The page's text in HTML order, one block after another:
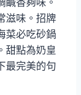
鹹香夠味。
滋味。招牌
菜必吃砂鍋
甜點為奶皇
最完美的句